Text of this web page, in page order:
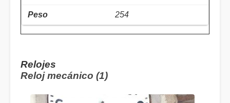
254
Relojes
Reloj mecánico (1)